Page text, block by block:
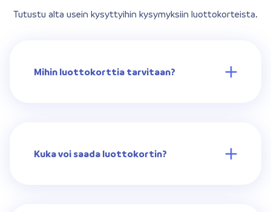
Tutustu alta usein kysyttyihin kysymyksiin luottokorteista.
Mihin luottokorttia tarvitaan?
Kuka voi saada luottokortin?